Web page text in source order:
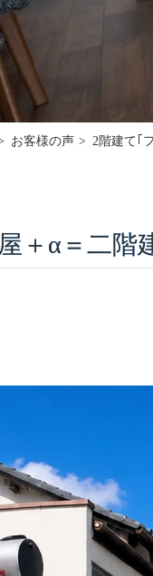
お客様の声 2階建て｢
＋α＝二階